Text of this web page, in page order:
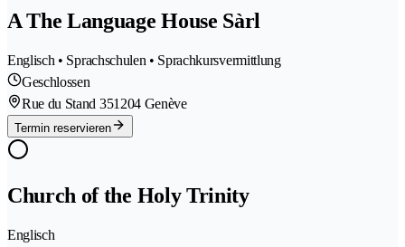
A The Language House Sàrl
Englisch • Sprachschulen • Sprachkursvermittlung
Geschlossen
Rue du Stand 351204 Genève
Termin reservieren
Church of the Holy Trinity
Englisch